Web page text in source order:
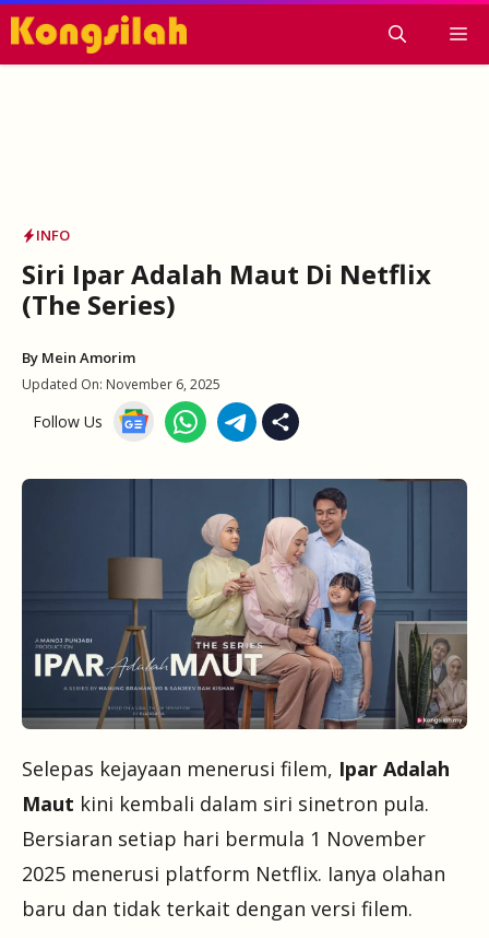
Skip
INFO
Siri Ipar Adalah Maut Di Netflix
(The Series)
By Mein Amorim
Updated On: November 6, 2025
Follow Us
Selepas kejayaan menerusi filem, Ipar Adalah
Maut kini kembali dalam siri sinetron pula.
Bersiaran setiap hari bermula 1 November
2025 menerusi platform Netflix. Ianya olahan
baru dan tidak terkait dengan versi filem.